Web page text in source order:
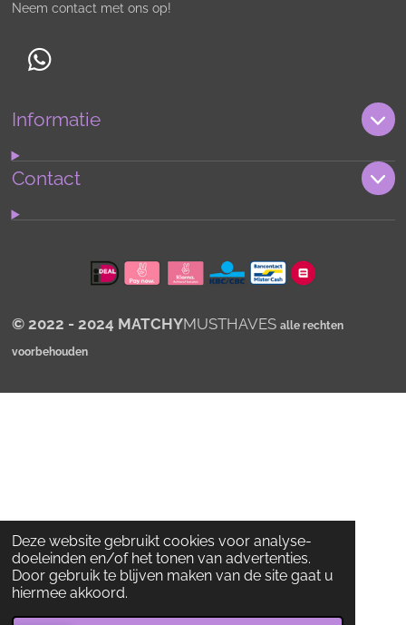
Deze website gebruikt cookies voor analyse-
doeleinden en/of het tonen van advertenties.
Door gebruik te blijven maken van de site gaat u
hiermee akkoord.
Neem contact met ons op!
W
a
s
Informatie
Contact
© 2022 - 2024 MATCHYMUSTHAVES alle rechten
voorbehouden